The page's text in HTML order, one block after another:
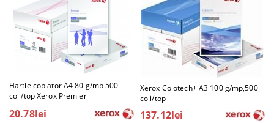
Hartie copiator A4 80 g/mp 500
coli/top Xerox Premier
20.78lei
Xerox Colotech+ A3 100 g/mp,500
coli/top
137.12lei